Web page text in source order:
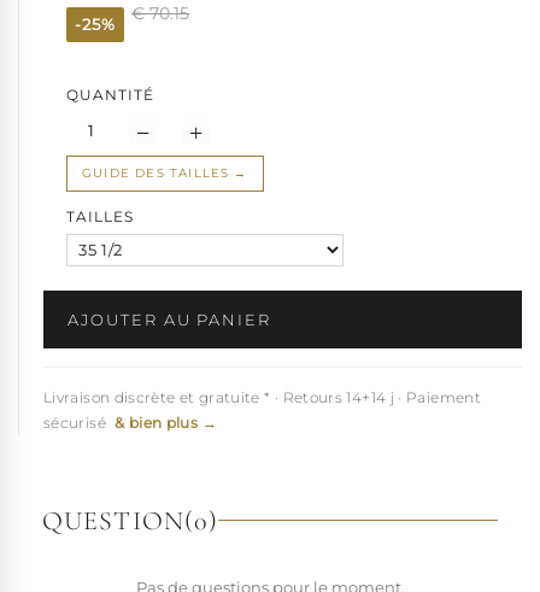
-25%
€ 70.15
QUANTITÉ
GUIDE DES TAILLES
TAILLES
AJOUTER AU PANIER
Livraison discrète et gratuite * · Retours 14+14 j · Paiement
sécurisé & bien plus →
QUESTION(0)
Pas de questions pour le moment.